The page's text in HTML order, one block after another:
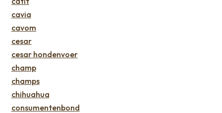
cavia
cavom
cesar
cesar hondenvoer
champ
champs
chihuahua
consumentenbond